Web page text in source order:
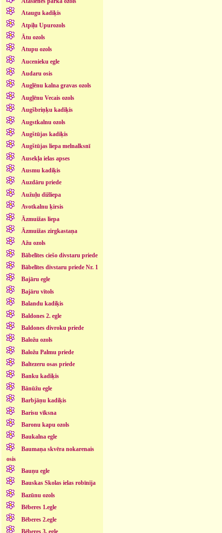
Ataugu kadiķis
Atpiļu Upurozols
Ātu ozols
Atupu ozols
Aucenieku egle
Audaru osis
Augļēnu kalna gravas ozols
Augļēnu Vecais ozols
Augšbriņķu kadiķis
Augstkalnu ozols
Augštūjas kadiķis
Augštūjas liepa melnalksnī
Ausekļa ielas apses
Ausmu kadiķis
Auzdāru priede
Aužuļu dižliepa
Avotkalnu ķirsis
Āzmuižas liepa
Āzmuižas zirgkastaņa
Ažu ozols
Bābelītes ciešo divstaru priede
Bābelītes divstaru priede Nr. 1
Bajāru egle
Bajāru vītols
Balandu kadiķis
Baldones 2. egle
Baldones divroku priede
Baložu ozols
Baložu Palmu priede
Baltezeru osas priede
Banku kadiķis
Bānūžu egle
Barbjāņu kadiķis
Barisu vīksna
Baronu kapu ozols
Baukalna egle
Baumaņa skvēra nokarenais
osis
Bauņu egle
Bauskas Skolas ielas robīnija
Bazūnu ozols
Bēberes 1.egle
Bēberes 2.egle
Bēberes 3. egle